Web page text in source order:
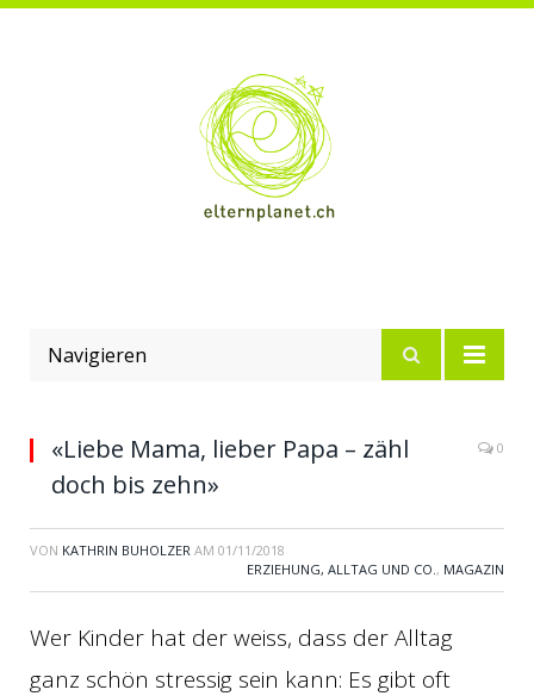
Navigieren
«Liebe Mama, lieber Papa – zähl
doch bis zehn»
0
VON KATHRIN BUHOLZER AM 01/11/2018
ERZIEHUNG, ALLTAG UND CO., MAGAZIN
Wer Kinder hat der weiss, dass der Alltag
ganz schön stressig sein kann: Es gibt oft